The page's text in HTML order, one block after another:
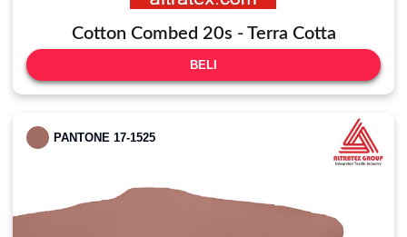
Cotton Combed 20s - Terra Cotta
BELI
PANTONE 17-1525